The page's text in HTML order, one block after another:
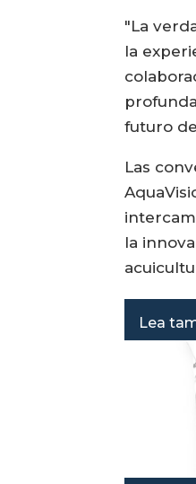
"La
la
futuro
Las
la
Lea